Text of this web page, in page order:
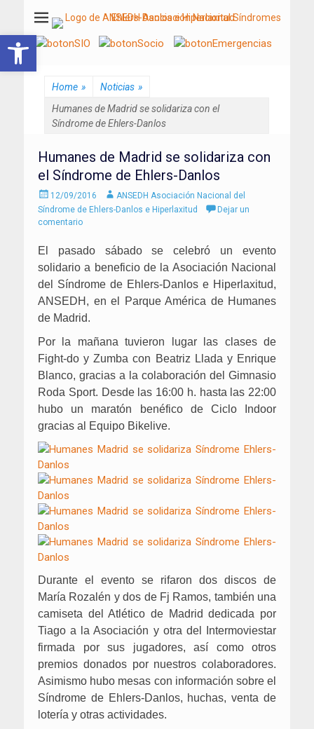
ANSEDH
Asociación Nacional del Síndrome de Ehlers-Danlos e Hiperlaxitud
Home » Noticias »
Humanes de Madrid se solidariza con el
Síndrome de Ehlers-Danlos
Humanes de Madrid se solidariza con
el Síndrome de Ehlers-Danlos
Enviado
el
12/09/2016 AutorANSEDH Asociación Nacional del
Síndrome de Ehlers-Danlos e Hiperlaxitud
Dejar un
comentario
El pasado sábado se celebró un evento
solidario a beneficio de la Asociación Nacional
del Síndrome de Ehlers-Danlos e Hiperlaxitud,
ANSEDH, en el Parque América de Humanes
de Madrid.
Por la mañana tuvieron lugar las clases de
Fight-do y Zumba con Beatriz Llada y Enrique
Blanco, gracias a la colaboración del Gimnasio
Roda Sport. Desde las 16:00 h. hasta las 22:00
hubo un maratón benéfico de Ciclo Indoor
gracias al Equipo Bikelive.
Durante el evento se rifaron dos discos de
María Rozalén y dos de Fj Ramos, también una
camiseta del Atlético de Madrid dedicada por
Tiago a la Asociación y otra del Intermoviestar
firmada por sus jugadores, así como otros
premios donados por nuestros colaboradores.
Asimismo hubo mesas con información sobre el
Síndrome de Ehlers-Danlos, huchas, venta de
lotería y otras actividades.
Abrir barra de herramientas